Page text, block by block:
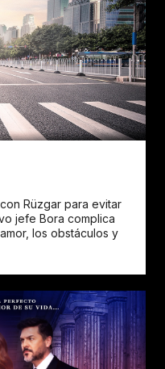
Rüzgar para evitar
jefe Bora complica
los obstáculos y